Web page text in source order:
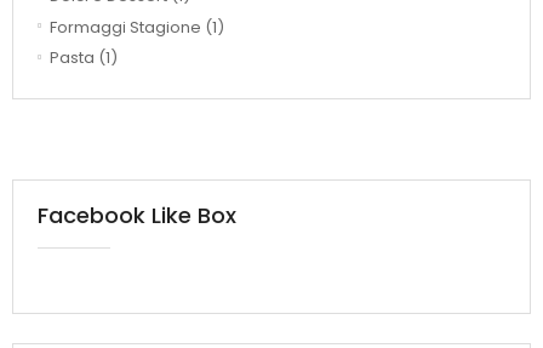
Formaggi Stagione (1)
Pasta (1)
Facebook Like Box